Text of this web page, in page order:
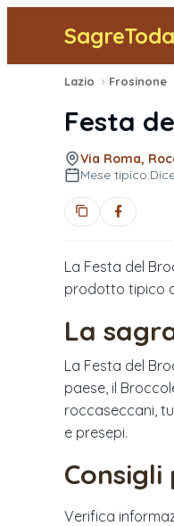
Lazio › Frosinone
Festa
Via Roma,
Mese tipico:
La Festa del
prodotto tipico
La
La Festa del
paese, il
roccaseccani,
e presepi.
Verifica